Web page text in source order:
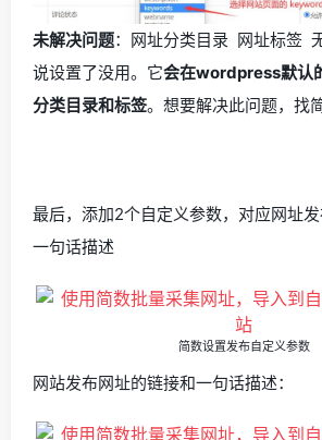
未解决问题：网址分类目录 网址标签
说设置了没用。它会在wordpress默认
分类目录和标签。想要解决此问题，找
最后，添加2个自定义参数，对应网址发
一句话描述
简数设置发布自定义参数
网站发布网址的链接和一句话描述：